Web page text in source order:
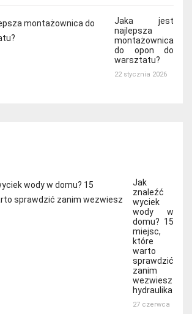
Jaka jest
najlepsza
montażownica
do opon do
warsztatu?
22 stycznia 2026
Jak
znaleźć
wyciek
wody w
domu? 15
miejsc,
które
warto
sprawdzić
zanim
wezwiesz
hydraulika
27 czerwca